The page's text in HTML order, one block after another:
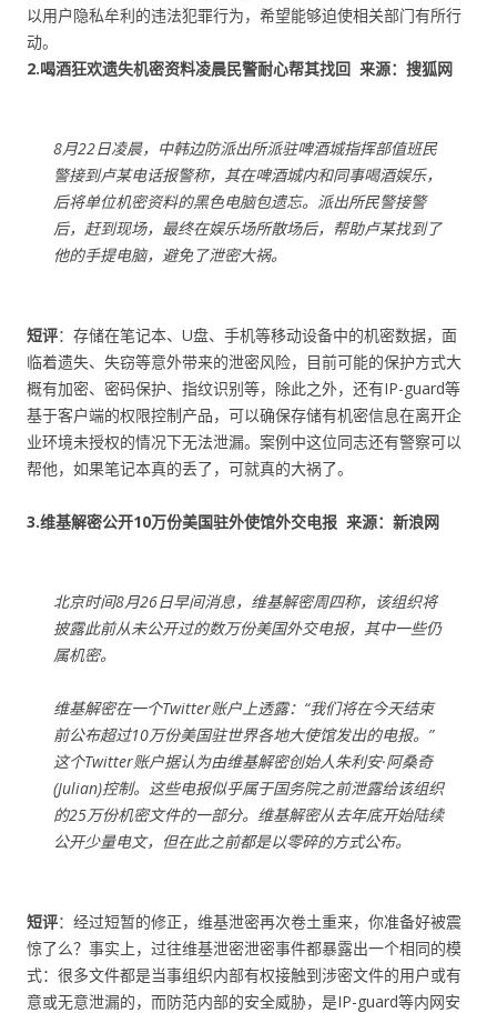
以用户隐私牟利的违法犯罪行为，希望能够迫使相关部门有所行
动。
2.喝酒狂欢遗失机密资料凌晨民警耐心帮其找回 来源：搜狐网
8月22日凌晨，中韩边防派出所派驻啤酒城指挥部值班民
警接到卢某电话报警称，其在啤酒城内和同事喝酒娱乐，
后将单位机密资料的黑色电脑包遗忘。派出所民警接警
后，赶到现场，最终在娱乐场所散场后，帮助卢某找到了
他的手提电脑，避免了泄密大祸。
短评：存储在笔记本、U盘、手机等移动设备中的机密数据，面
临着遗失、失窃等意外带来的泄密风险，目前可能的保护方式大
概有加密、密码保护、指纹识别等，除此之外，还有IP-guard等
基于客户端的权限控制产品，可以确保存储有机密信息在离开企
业环境未授权的情况下无法泄漏。案例中这位同志还有警察可以
帮他，如果笔记本真的丢了，可就真的大祸了。
3.维基解密公开10万份美国驻外使馆外交电报 来源：新浪网
北京时间8月26日早间消息，维基解密周四称，该组织将
披露此前从未公开过的数万份美国外交电报，其中一些仍
属机密。
维基解密在一个Twitter账户上透露：“我们将在今天结束
前公布超过10万份美国驻世界各地大使馆发出的电报。”
这个Twitter账户据认为由维基解密创始人朱利安·阿桑奇
(Julian)控制。这些电报似乎属于国务院之前泄露给该组织
的25万份机密文件的一部分。维基解密从去年底开始陆续
公开少量电文，但在此之前都是以零碎的方式公布。
短评：经过短暂的修正，维基泄密再次卷土重来，你准备好被震
惊了么？事实上，过往维基泄密泄密事件都暴露出一个相同的模
式：很多文件都是当事组织内部有权接触到涉密文件的用户或有
意或无意泄漏的，而防范内部的安全威胁，是IP-guard等内网安